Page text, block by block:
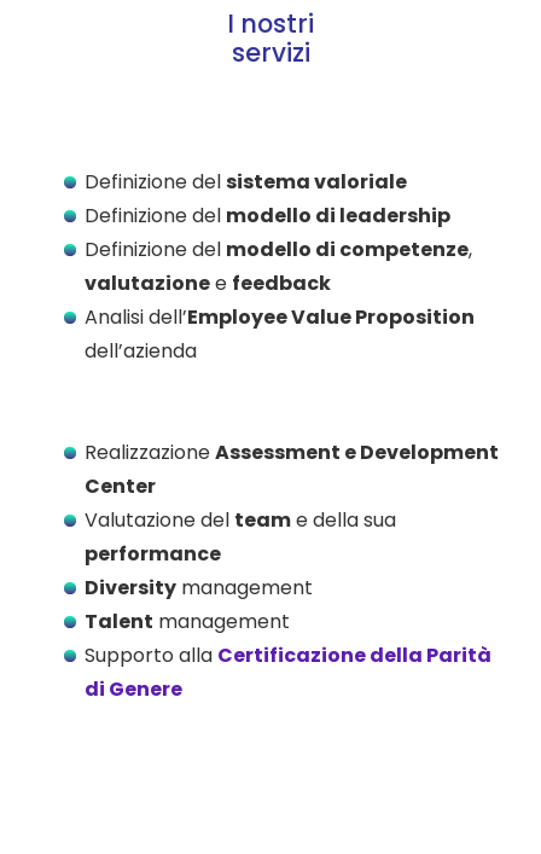
I nostri
servizi
Definizione delsistema valoriale
Definizione del modello di leadership
Definizione del modello di competenze,
valutazionee feedback
Analisi dell’Employee Value Proposition
dell’azienda
RealizzazioneAssessment e Development
Center
Valutazione del teame della sua
performance
Diversity management
Talent management
Supporto alla Certificazione della Parità
di Genere